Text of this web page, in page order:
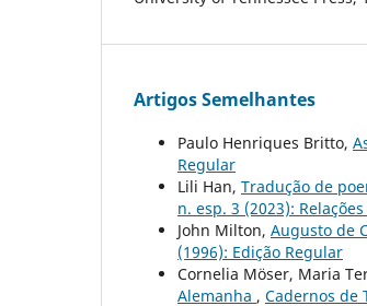
Artigos Semelhantes
Paulo Henriques Britto,
Regular
Lili Han, Tradução de
n. esp. 3 (2023):
John Milton, Augusto de
(1996): Edição Regular
Cornelia Möser, Maria
Alemanha , Cadernos de